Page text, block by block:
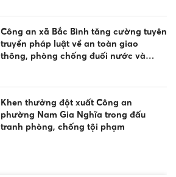
Công an xã Bắc Bình tăng cường tuyên
truyền pháp luật về an toàn giao
thông, phòng chống đuối nước và
Khen thưởng đột xuất Công an
phường Nam Gia Nghĩa trong đấu
tranh phòng, chống tội phạm